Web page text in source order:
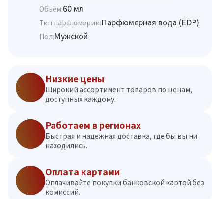
Объём:60 мл
Тип парфюмерии:Парфюмерная вода (EDP)
Пол:Мужской
Низкие цены
Широкий ассортимент товаров по ценам,
доступных каждому.
Работаем в регионах
Быстрая и надежная доставка, где бы вы ни
находились.
Оплата картами
Оплачивайте покупки банковской картой без
комиссий.